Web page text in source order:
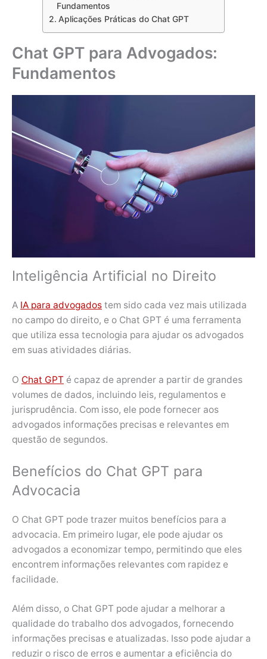
Fundamentos
Aplicações Práticas do Chat GPT
Chat GPT para Advogados:
Fundamentos
Inteligência Artificial no Direito
A IA para advogados tem sido cada vez mais utilizada
no campo do direito, e o Chat GPT é uma ferramenta
que utiliza essa tecnologia para ajudar os advogados
em suas atividades diárias.
O Chat GPT é capaz de aprender a partir de grandes
volumes de dados, incluindo leis, regulamentos e
jurisprudência. Com isso, ele pode fornecer aos
advogados informações precisas e relevantes em
questão de segundos.
Benefícios do Chat GPT para
Advocacia
O Chat GPT pode trazer muitos benefícios para a
advocacia. Em primeiro lugar, ele pode ajudar os
advogados a economizar tempo, permitindo que eles
encontrem informações relevantes com rapidez e
facilidade.
Além disso, o Chat GPT pode ajudar a melhorar a
qualidade do trabalho dos advogados, fornecendo
informações precisas e atualizadas. Isso pode ajudar a
reduzir o risco de erros e aumentar a eficiência do